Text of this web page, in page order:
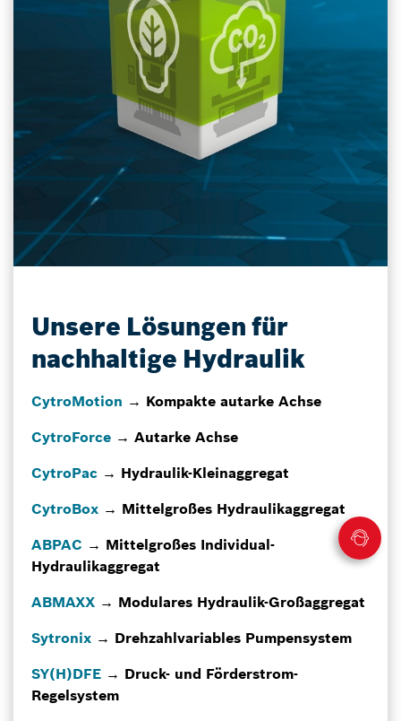
Unsere Lösungen für
nachhaltige Hydraulik
CytroMotion → Kompakte autarke Achse
CytroForce → Autarke Achse
CytroPac → Hydraulik-Kleinaggregat
CytroBox → Mittelgroßes Hydraulikaggregat
ABPAC → Mittelgroßes Individual-
Hydraulikaggregat
ABMAXX → Modulares Hydraulik-Großaggregat
Sytronix → Drehzahlvariables Pumpensystem
SY(H)DFE → Druck- und Förderstrom-
Regelsystem